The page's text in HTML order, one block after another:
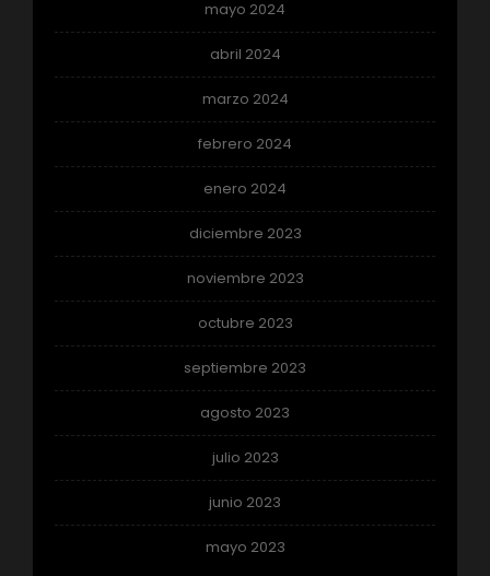
mayo 2024
abril 2024
marzo 2024
febrero 2024
enero 2024
diciembre 2023
noviembre 2023
octubre 2023
septiembre 2023
agosto 2023
julio 2023
junio 2023
mayo 2023